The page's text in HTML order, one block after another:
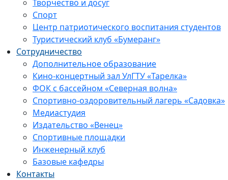
Творчество и досуг
Спорт
Центр патриотического воспитания студентов
Туристический клуб «Бумеранг»
Сотрудничество
Дополнительное образование
Кино-концертный зал УлГТУ «Тарелка»
ФОК с бассейном «Северная волна»
Спортивно-оздоровительный лагерь «Садовка»
Медиастудия
Издательство «Венец»
Спортивные площадки
Инженерный клуб
Базовые кафедры
Контакты